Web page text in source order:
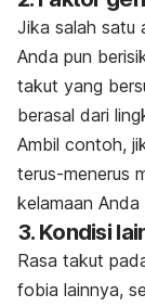
Jika salah satu
Anda pun
takut yang
berasal dari
Ambil contoh,
terus-menerus
kelamaan Anda
3. Kondisi
Rasa takut
fobia lainnya,